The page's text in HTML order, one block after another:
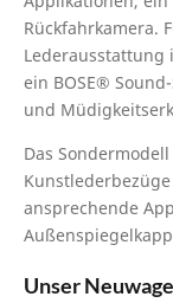
Rückfahrkamera.
Lederausstattung
ein BOSE®
und
Das
ansprechende
Unser